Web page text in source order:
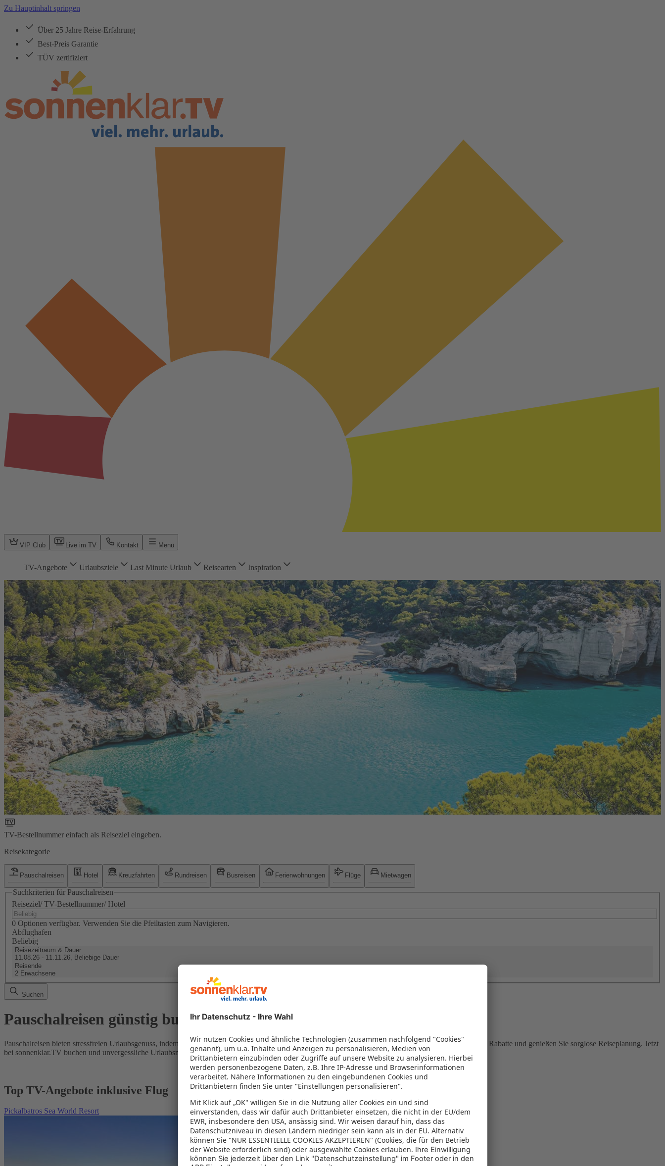
Zu Hauptinhalt springen
Über 25 Jahre Reise-Erfahrung
Best-Preis Garantie
TÜV zertifiziert
VIP Club Live im TV Kontakt Menü
TV-Angebote Urlaubsziele Last Minute Urlaub Reisearten Inspiration
TV-Bestellnummer einfach als Reiseziel eingeben.
Reisekategorie
Pauschalreisen Hotel Kreuzfahrten Rundreisen Busreisen Ferienwohnungen Flüge Mietwagen
Suchkriterien für Pauschalreisen
Reiseziel/ TV-Bestellnummer/ Hotel
0 Optionen verfügbar. Verwenden Sie die Pfeiltasten zum Navigieren.
Abflughafen
Beliebig
Reisezeitraum & Dauer
11.08.26 - 11.11.26, Beliebige Dauer
Reisende
2 Erwachsene
Suchen
Pauschalreisen günstig buchen
Pauschalreisen bieten stressfreien Urlaubsgenuss, indem Flug und Hotel in einem Paket kombiniert werden – das spart Zeit und Geld. Nutzen Sie attraktive Rabatte und genießen Sie sorglose Reiseplanung. Jetzt
bei sonnenklar.TV buchen und unvergessliche Urlaubsmomente erleben!
Top TV-Angebote inklusive Flug
Pickalbatros Sea World Resort